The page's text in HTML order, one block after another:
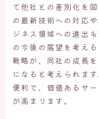
て他社との差別化を
の最新技術への対応
ジネス領域への進出
の今後の展望を考え
戦略が、同社の成長
になると考えられま
便利で、価値あるサ
が高まります。